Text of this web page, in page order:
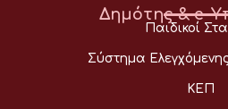
Δημότης & e-
Παιδικοί
Σύστημα
ΚΕΠ